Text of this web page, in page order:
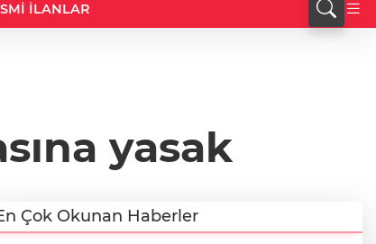
İLANLAR
yasak
Çok Okunan Haberler